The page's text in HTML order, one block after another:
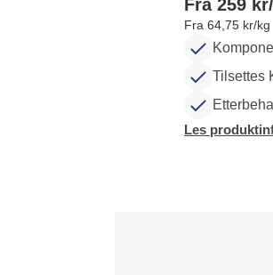
Fra 259
Fra 64,75 kr/kg
Tilsettes
Les